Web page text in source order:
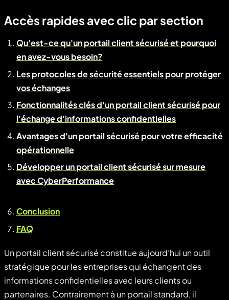
Accès rapides avec clic par section
Qu'est-ce qu'un portail client sécurisé et pourquoi
en avez-vous besoin?
Les protocoles de sécurité essentiels pour protéger
vos échanges
Fonctionnalités clés d'un portail client sécurisé pour
l'échange d'informations confidentielles
Avantages d'un portail sécurisé pour votre efficacité
opérationnelle
Développer un portail client sécurisé sur mesure
avec CyberPerformance
Conclusion
FAQ
Un portail client sécurisé constitue aujourd’hui un outil
stratégique pour les entreprises qui échangent des
informations confidentielles avec leurs clients ou
partenaires. Contrairement à un portail standard, il